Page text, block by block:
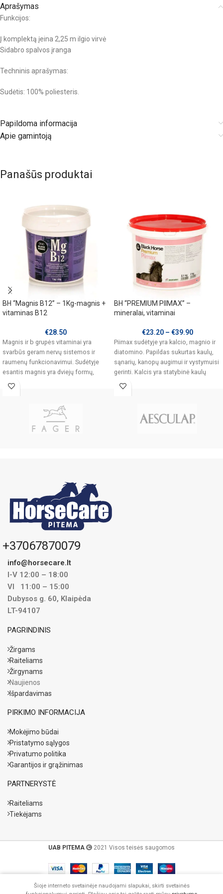
Aprašymas
Funkcijos:
Į komplektą įeina 2,25 m ilgio virvė
Sidabro spalvos įranga
Techninis aprašymas:
Sudėtis: 100% poliesteris.
Papildoma informacija
Apie gamintoją
Panašūs produktai
BH “Magnis B12” – 1Kg-magnis +
vitaminas B12
€28.50
Magnis ir b grupės vitaminai yra
svarbūs geram nervų sistemos ir
raumenų funkcionavimui. Sudėtyje
esantis magnis yra dviejų formų,
oksidas
BH “PREMIUM PIIMAX” –
mineralai, vitaminai
€23.20 – €39.90
Piimax sudėtyje yra kalcio, magnio ir
diatomino. Papildas sukurtas kaulų,
sąnarių, kanopų augimui ir vystymuisi
gerinti. Kalcis yra statybinė kaulų
+37067870079
info@horsecare.lt
I-V 12:00 – 18:00
VI 11:00 – 15:00
Dubysos g. 60, Klaipėda
LT-94107
PAGRINDINIS
Žirgams
Raiteliams
Žirgynams
Naujienos
Išpardavimas
PIRKIMO INFORMACIJA
Mokėjimo būdai
Pristatymo sąlygos
Privatumo politika
Garantijos ir grąžinimas
PARTNERYSTĖ
Raiteliams
Tiekėjams
UAB PITEMA 2021 Visos teisės saugomos
Šioje interneto svetainėje naudojami slapukai, skirti svetainės